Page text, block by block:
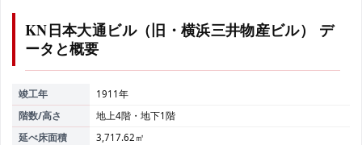
KN日本大通ビル（旧・横浜三井物産ビル） デ
ータと概要
竣工年
1911年
階数/高さ
地上4階・地下1階
延べ床面積
3,717.62㎡